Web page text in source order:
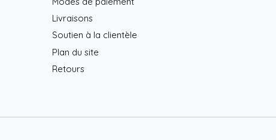
Livraisons
Soutien à la clientèle
Plan du site
Retours